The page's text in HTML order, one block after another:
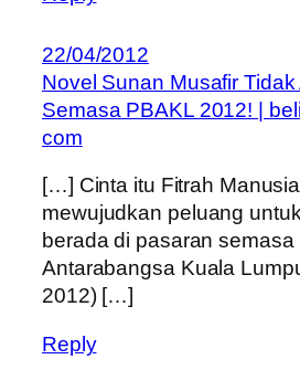
22/04/2012
Novel Sunan Musafir Tidak
Semasa PBAKL 2012! |
com
[…] Cinta itu Fitrah
mewujudkan peluang
berada di pasaran
Antarabangsa Kuala
2012) […]
Reply